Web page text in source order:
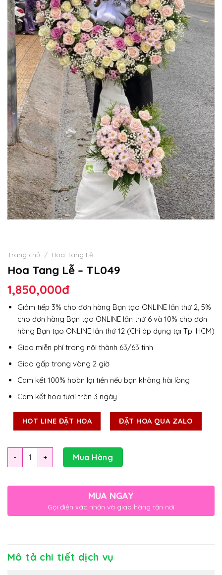
Trang chủ / Hoa Tang Lễ
Hoa Tang Lễ – TL049
1,850,000đ
Giảm tiếp 3% cho đơn hàng Bạn tạo ONLINE lần thứ 2, 5%
cho đơn hàng Bạn tạo ONLINE lần thứ 6 và 10% cho đơn
hàng Bạn tạo ONLINE lần thứ 12 (Chỉ áp dụng tại Tp. HCM)
Giao miễn phí trong nội thành 63/63 tỉnh
Giao gấp trong vòng 2 giờ
Cam kết 100% hoàn lại tiền nếu bạn không hài lòng
Cam kết hoa tươi trên 3 ngày
HOT LINE ĐẶT HOA ĐẶT HOA QUA ZALO
Số lượng Mua Hàng
MUA NGAY
Gọi điện xác nhận và giao hàng tận nơi
Mô tả chi tiết dịch vụ